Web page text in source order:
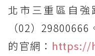
北市三重區自
（02）
的官網： https://